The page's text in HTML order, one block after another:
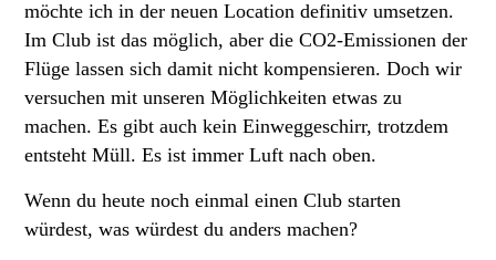
möchte ich in der neuen Location definitiv umsetzen.
Im Club ist das möglich, aber die CO2-Emissionen der
Flüge lassen sich damit nicht kompensieren. Doch wir
versuchen mit unseren Möglichkeiten etwas zu
machen. Es gibt auch kein Einweggeschirr, trotzdem
entsteht Müll. Es ist immer Luft nach oben.
Wenn du heute noch einmal einen Club starten
würdest, was würdest du anders machen?